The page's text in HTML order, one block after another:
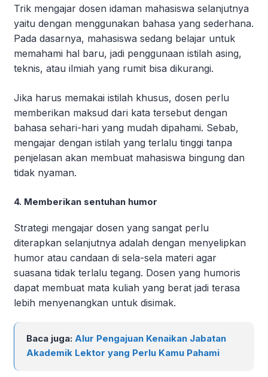
Trik mengajar dosen idaman mahasiswa selanjutnya
yaitu dengan menggunakan bahasa yang sederhana.
Pada dasarnya, mahasiswa sedang belajar untuk
memahami hal baru, jadi penggunaan istilah asing,
teknis, atau ilmiah yang rumit bisa dikurangi.
Jika harus memakai istilah khusus, dosen perlu
memberikan maksud dari kata tersebut dengan
bahasa sehari-hari yang mudah dipahami. Sebab,
mengajar dengan istilah yang terlalu tinggi tanpa
penjelasan akan membuat mahasiswa bingung dan
tidak nyaman.
4. Memberikan sentuhan humor
Strategi mengajar dosen yang sangat perlu
diterapkan selanjutnya adalah dengan menyelipkan
humor atau candaan di sela-sela materi agar
suasana tidak terlalu tegang. Dosen yang humoris
dapat membuat mata kuliah yang berat jadi terasa
lebih menyenangkan untuk disimak.
Baca juga: Alur Pengajuan Kenaikan Jabatan
Akademik Lektor yang Perlu Kamu Pahami